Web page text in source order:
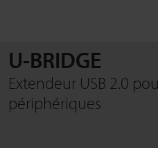
U-BRIDGE
Extendeur USB 2.0
périphériques